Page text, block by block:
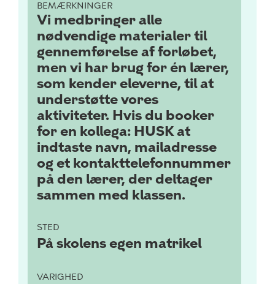
BEMÆRKNINGER
Vi medbringer alle
nødvendige materialer til
gennemførelse af forløbet,
men vi har brug for én lærer,
som kender eleverne, til at
understøtte vores
aktiviteter. Hvis du booker
for en kollega: HUSK at
indtaste navn, mailadresse
og et kontakttelefonnummer
på den lærer, der deltager
sammen med klassen.
STED
På skolens egen matrikel
VARIGHED